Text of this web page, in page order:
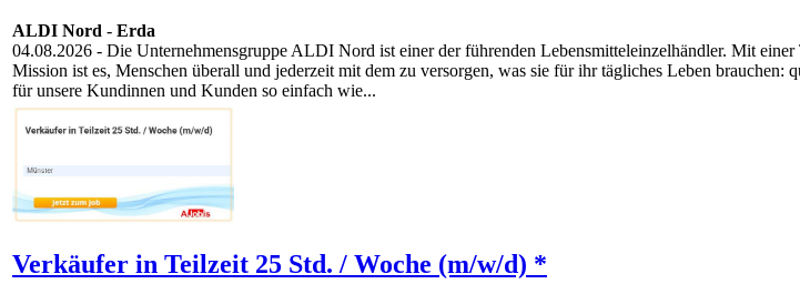
ALDI Nord - Erda
04.08.2026 - Die Unternehmensgruppe ALDI Nord ist einer der führenden Lebensmitteleinzelhändler. Mit
Mission ist es, Menschen überall und jederzeit mit dem zu versorgen, was sie für ihr tägliches Leben
für unsere Kundinnen und Kunden so einfach wie...
Verkäufer in Teilzeit 25 Std. / Woche (m/w/d) *